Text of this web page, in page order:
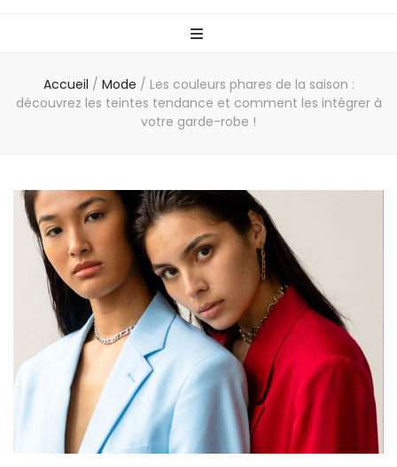
Coquelicot
Accueil / Mode / Les couleurs phares de la saison :
découvrez les teintes tendance et comment les intégrer à
votre garde-robe !